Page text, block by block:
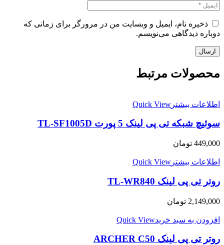
ذخیره نام، ایمیل و وبسایت من در مرورگر برای زمانی که
دوباره دیدگاهی می‌نویسم.
محصولات مرتبط
اطلاعات بیشتر Quick View
سوئیچ شبکه تی پی لینک 5 پورت TL-SF1005D
449,000 تومان
اطلاعات بیشتر Quick View
روتر تی پی لینک TL-WR840
2,149,000 تومان
افزودن به سبد خریدQuick View
روتر تی پی لینک ARCHER C50